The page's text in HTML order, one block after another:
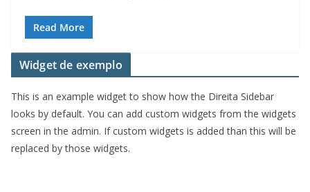
Read More
Widget de exemplo
This is an example widget to show how the Direita Sidebar
looks by default. You can add custom widgets from the widgets
screen in the admin. If custom widgets is added than this will be
replaced by those widgets.